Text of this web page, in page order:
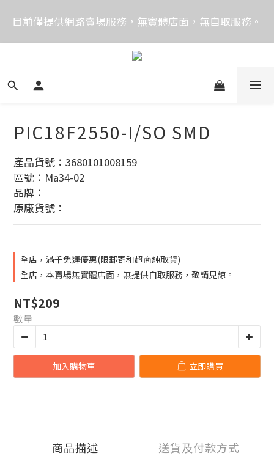
價格均含稅，下單享優惠！歡迎大量採購，由專人提供
專案報價。
目前僅提供網路賣場服務，無實體店面，無自取服務。
目前電話系統異常，暫時無法正常接聽來電，請改播
PIC18F2550-I/SO SMD
產品貨號：3680101008159
區號：Ma34-02
品牌：
原廠貨號：
全店，滿千免運優惠(限郵寄和超商純取貨)
全店，本賣場無實體店面，無提供自取服務，敬請見諒。
NT$209
數量
加入購物車 立即購買
商品描述 送貨及付款方式